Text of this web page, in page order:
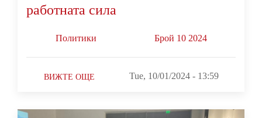
работната сила
Политики Брой 10 2024
ВИЖТЕ ОЩЕ Tue, 10/01/2024 - 13:59